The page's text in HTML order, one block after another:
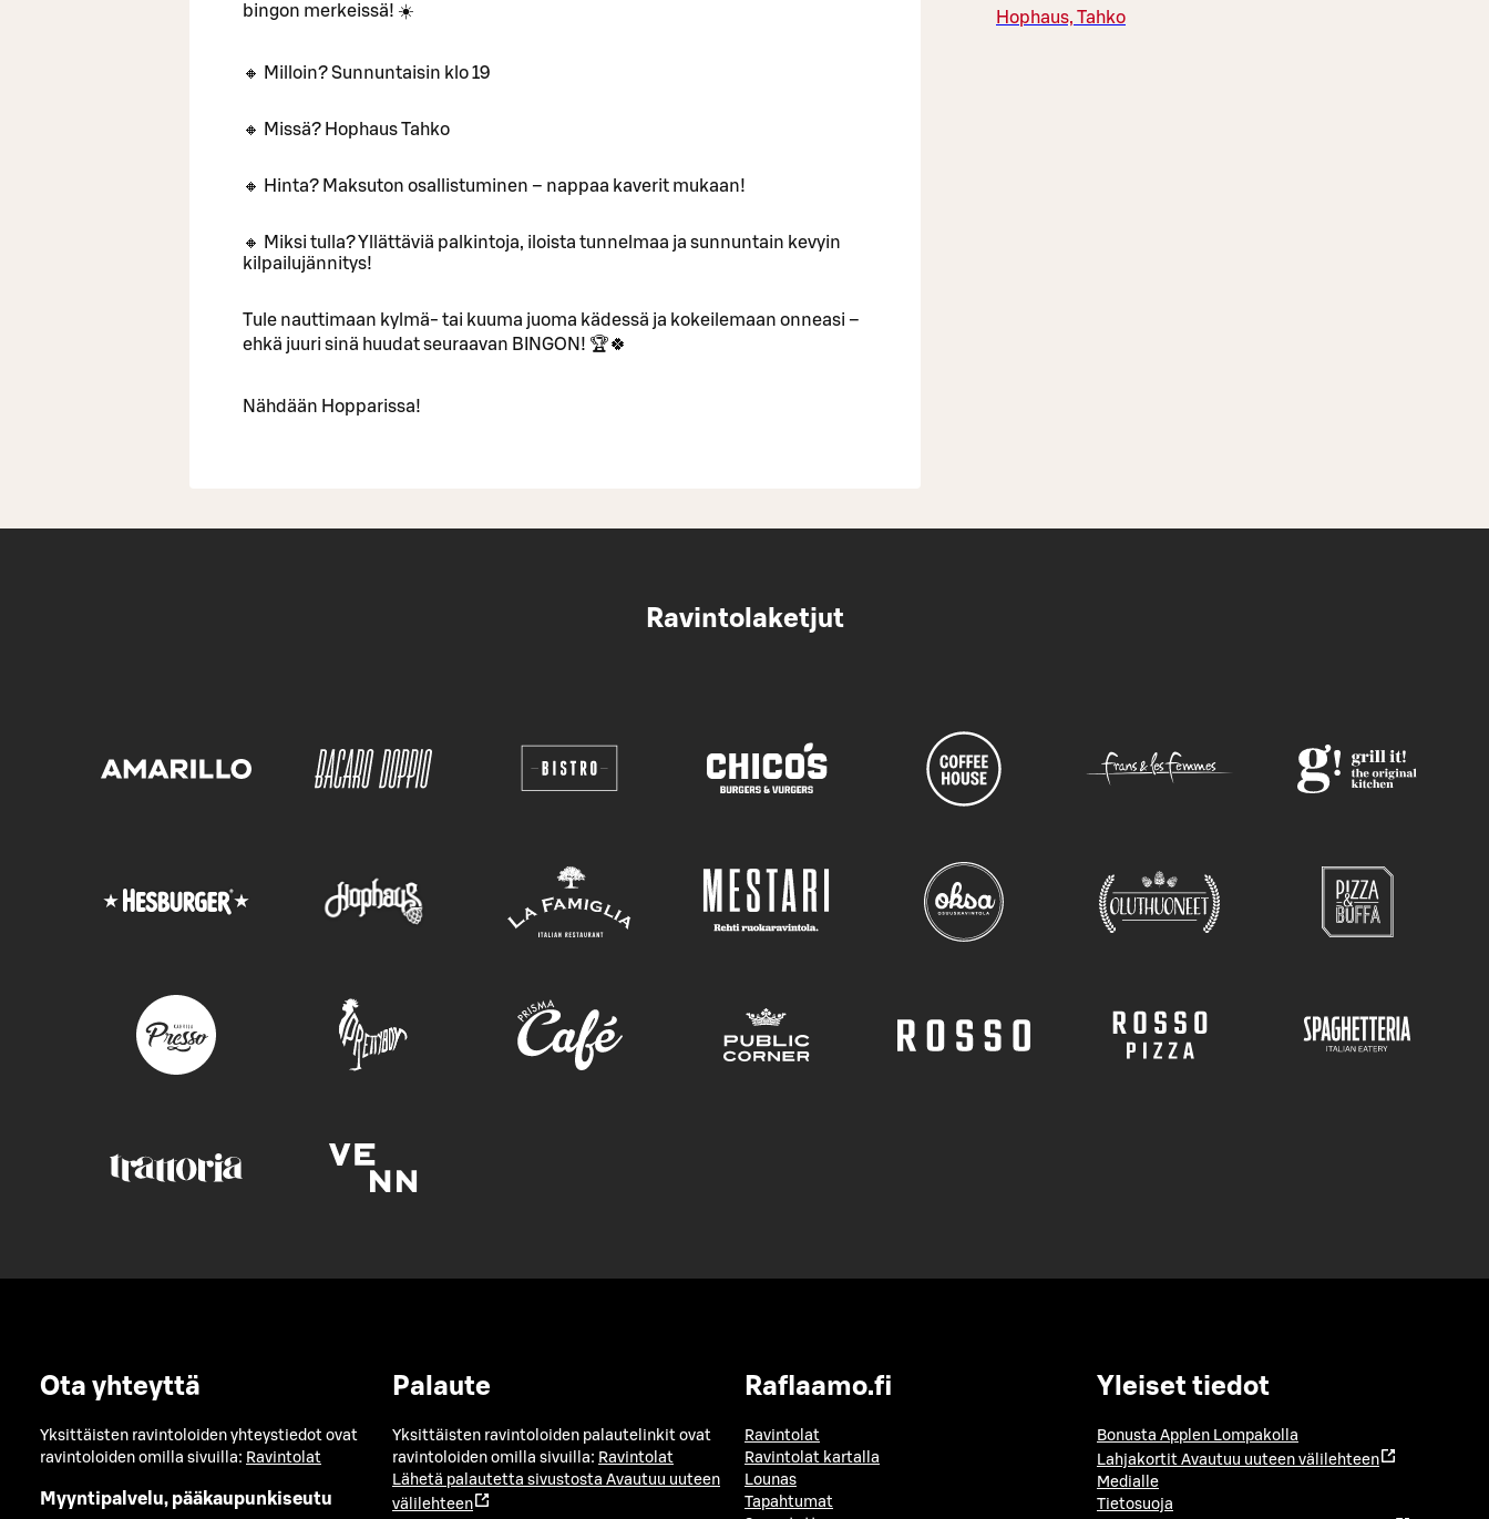
bingon merkeissä! ☀️
🔸 Milloin? Sunnuntaisin klo 19
🔸 Missä? Hophaus Tahko
🔸 Hinta? Maksuton osallistuminen – nappaa kaverit mukaan!
🔸 Miksi tulla? Yllättäviä palkintoja, iloista tunnelmaa ja sunnuntain kevyin
kilpailujännitys!
Tule nauttimaan kylmä- tai kuuma juoma kädessä ja kokeilemaan onneasi –
ehkä juuri sinä huudat seuraavan BINGON! 🏆🍀
Nähdään Hopparissa!
Hophaus, Tahko
Ravintolaketjut
Ota yhteyttä
Yksittäisten ravintoloiden yhteystiedot ovat
ravintoloiden omilla sivuilla: Ravintolat
Myyntipalvelu, pääkaupunkiseutu
Palaute
Yksittäisten ravintoloiden palautelinkit ovat
ravintoloiden omilla sivuilla: Ravintolat
Lähetä palautetta sivustosta Avautuu uuteen
välilehteen
Raflaamo.fi
Ravintolat
Ravintolat kartalla
Lounas
Tapahtumat
Yleiset tiedot
Bonusta Applen Lompakolla
Lahjakortit Avautuu uuteen välilehteen
Medialle
Tietosuoja